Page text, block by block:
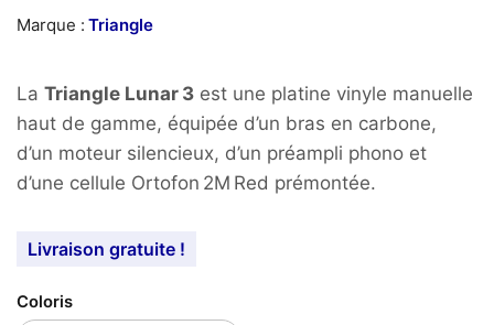
Marque : Triangle
La Triangle Lunar 3 est une platine vinyle manuelle
haut de gamme, équipée d’un bras en carbone,
d’un moteur silencieux, d’un préampli phono et
d’une cellule Ortofon 2M Red prémontée.
Livraison gratuite !
Coloris